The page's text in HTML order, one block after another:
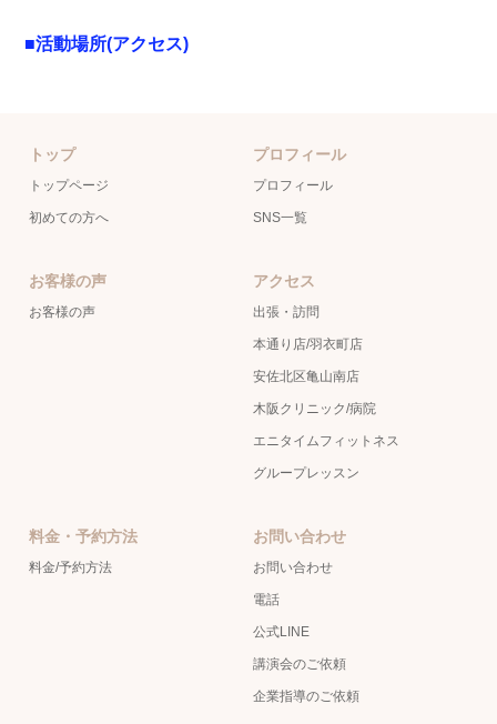
■活動場所(アクセス)
トップ
トップページ
初めての方へ
プロフィール
プロフィール
SNS一覧
お客様の声
お客様の声
アクセス
出張・訪問
本通り店/羽衣町店
安佐北区亀山南店
木阪クリニック/病院
エニタイムフィットネス
グループレッスン
料金・予約方法
料金/予約方法
お問い合わせ
お問い合わせ
電話
公式LINE
講演会のご依頼
企業指導のご依頼